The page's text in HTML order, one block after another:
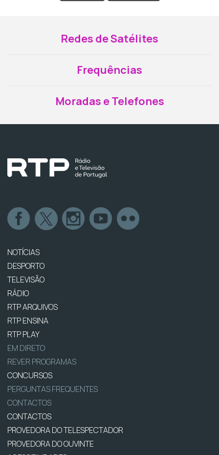
Redes de Satélites
Frequências
Moradas e Telefones
NOTÍCIAS
DESPORTO
TELEVISÃO
RÁDIO
RTP ARQUIVOS
RTP ENSINA
RTP PLAY
EM DIRETO
REVER PROGRAMAS
CONCURSOS
PERGUNTAS FREQUENTES
CONTACTOS
CONTACTOS
PROVEDORA DO TELESPECTADOR
PROVEDORA DO OUVINTE